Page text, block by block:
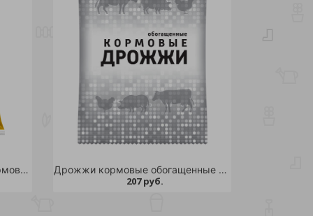
Фосфат дефторированный кормовой 1 кг /10 Дрожжи кормовые обогащенные ВХ 1кг/9
207 руб.